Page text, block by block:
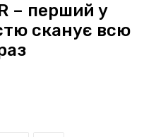
– перший у
сканує всю